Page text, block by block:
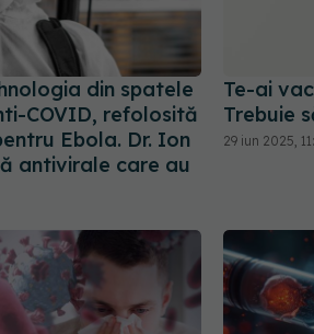
din spatele
COVID, refolosită
Ebola. Dr. Ion
antivirale care au
Te-ai
Trebuie
29 iun 2025,